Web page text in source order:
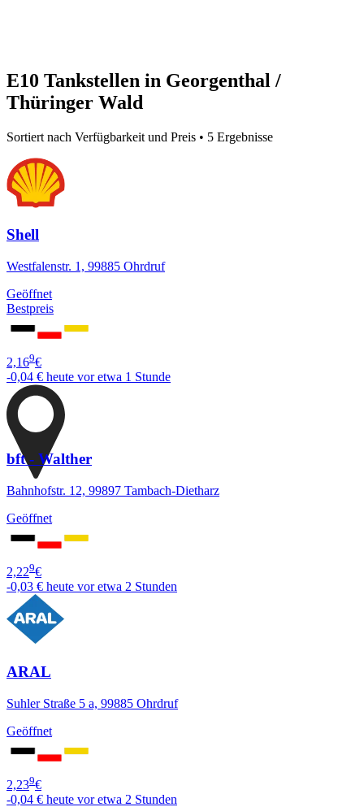
E10 Tankstellen in Georgenthal /
Thüringer Wald
Sortiert nach Verfügbarkeit und Preis • 5 Ergebnisse
Shell
Westfalenstr. 1, 99885 Ohrdruf
Geöffnet
Bestpreis
2,169€
-0,04 € heute vor etwa 1 Stunde
bft - Walther
Bahnhofstr. 12, 99897 Tambach-Dietharz
Geöffnet
2,229€
-0,03 € heute vor etwa 2 Stunden
ARAL
Suhler Straße 5 a, 99885 Ohrdruf
Geöffnet
2,239€
-0,04 € heute vor etwa 2 Stunden